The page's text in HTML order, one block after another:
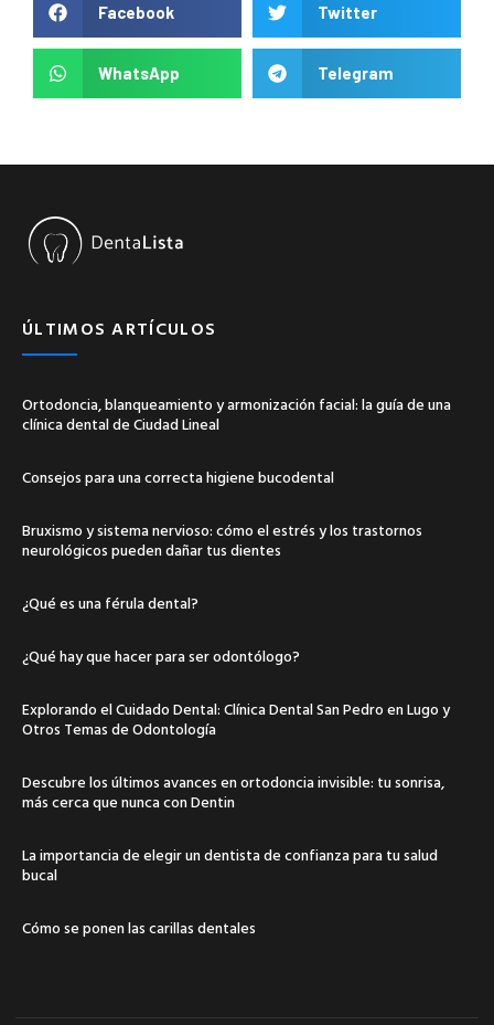
Facebook Twitter
WhatsApp Telegram
ÚLTIMOS ARTÍCULOS
Ortodoncia, blanqueamiento y armonización facial: la guía de una
clínica dental de Ciudad Lineal
Consejos para una correcta higiene bucodental
Bruxismo y sistema nervioso: cómo el estrés y los trastornos
neurológicos pueden dañar tus dientes
¿Qué es una férula dental?
¿Qué hay que hacer para ser odontólogo?
Explorando el Cuidado Dental: Clínica Dental San Pedro en Lugo y
Otros Temas de Odontología
Descubre los últimos avances en ortodoncia invisible: tu sonrisa,
más cerca que nunca con Dentin
La importancia de elegir un dentista de confianza para tu salud
bucal
Cómo se ponen las carillas dentales